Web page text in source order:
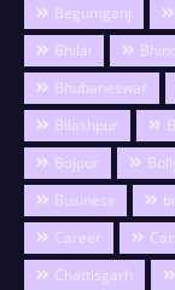
Begumganj
Bhilai
Bhubaneswar
Bilashpur
Bojpur
Business
Career
Chattisgarh